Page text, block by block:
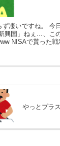
ず凄いですね。 今
興国」ねぇ…、こ
NISAで貰った
やっとプラ